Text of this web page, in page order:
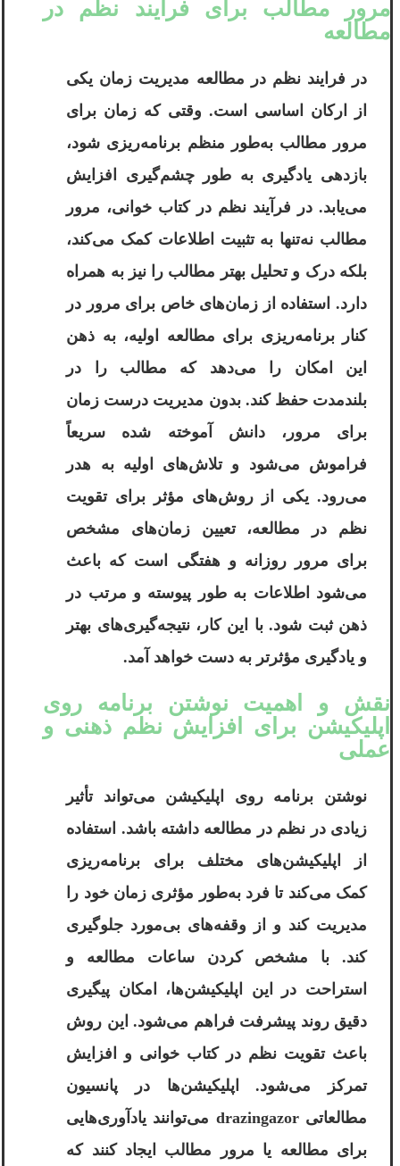
مرور مطالب برای فرایند نظم در
مطالعه
در فرایند نظم در مطالعه مدیریت زمان یکی
از ارکان اساسی است. وقتی که زمان برای
مرور مطالب به‌طور منظم برنامه‌ریزی شود،
بازدهی یادگیری به طور چشم‌گیری افزایش
می‌یابد. در فرآیند نظم در کتاب خوانی، مرور
مطالب نه‌تنها به تثبیت اطلاعات کمک می‌کند،
بلکه درک و تحلیل بهتر مطالب را نیز به همراه
دارد. استفاده از زمان‌های خاص برای مرور در
کنار برنامه‌ریزی برای مطالعه اولیه، به ذهن
این امکان را می‌دهد که مطالب را در
بلندمدت حفظ کند. بدون مدیریت درست زمان
برای مرور، دانش آموخته شده سریعاً
فراموش می‌شود و تلاش‌های اولیه به هدر
می‌رود. یکی از روش‌های مؤثر برای تقویت
نظم در مطالعه، تعیین زمان‌های مشخص
برای مرور روزانه و هفتگی است که باعث
می‌شود اطلاعات به طور پیوسته و مرتب در
ذهن ثبت شود. با این کار، نتیجه‌گیری‌های بهتر
و یادگیری مؤثرتر به دست خواهد آمد.
نقش و اهمیت نوشتن برنامه روی
اپلیکیشن برای افزایش نظم ذهنی و
عملی
نوشتن برنامه روی اپلیکیشن می‌تواند تأثیر
زیادی در نظم در مطالعه داشته باشد. استفاده
از اپلیکیشن‌های مختلف برای برنامه‌ریزی
کمک می‌کند تا فرد به‌طور مؤثری زمان خود را
مدیریت کند و از وقفه‌های بی‌مورد جلوگیری
کند. با مشخص کردن ساعات مطالعه و
استراحت در این اپلیکیشن‌ها، امکان پیگیری
دقیق روند پیشرفت فراهم می‌شود. این روش
باعث تقویت نظم در کتاب خوانی و افزایش
تمرکز می‌شود. اپلیکیشن‌ها در پانسیون
مطالعاتی drazingazor می‌توانند یادآوری‌هایی
برای مطالعه یا مرور مطالب ایجاد کنند که